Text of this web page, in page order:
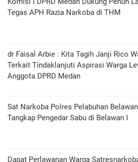
Tegas APH Razia Narkoba di THM
dr Faisal Arbie : Kita Tagih Janji Rico
Terkait Tindaklanjuti Aspirasi Warga
Anggota DPRD Medan
Sat Narkoba Polres Pelabuhan Belawan
Tangkap Pengedar Sabu di Belawan I
Dapat Perlawanan Warga